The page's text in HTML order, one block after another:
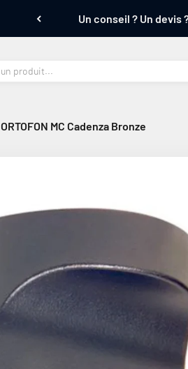
Un conseil ? Un devis
ORTOFON MC Cadenza Bronze